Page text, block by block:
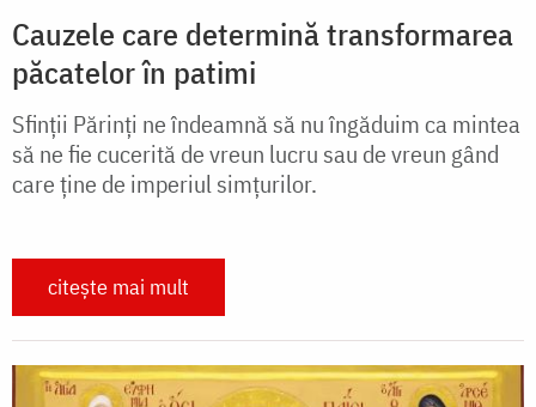
Cauzele care determină transformarea
păcatelor în patimi
Sfinții Părinți ne îndeamnă să nu îngăduim ca mintea
să ne fie cucerită de vreun lucru sau de vreun gând
care ține de imperiul simțurilor.
citește mai mult